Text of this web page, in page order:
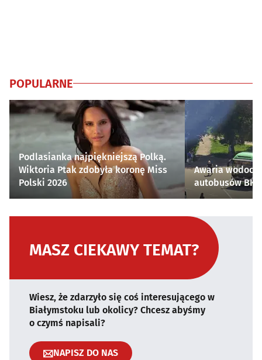
POPULARNE
Podlasianka najpiękniejszą Polką.
Wiktoria Ptak zdobyła koronę Miss
Polski 2026
Awaria
autobusów
MASZ CIEKAWY TEMAT?
Wiesz, że zdarzyło się coś interesującego w
Białymstoku lub okolicy? Chcesz abyśmy
o czymś napisali?
NAPISZ DO NAS